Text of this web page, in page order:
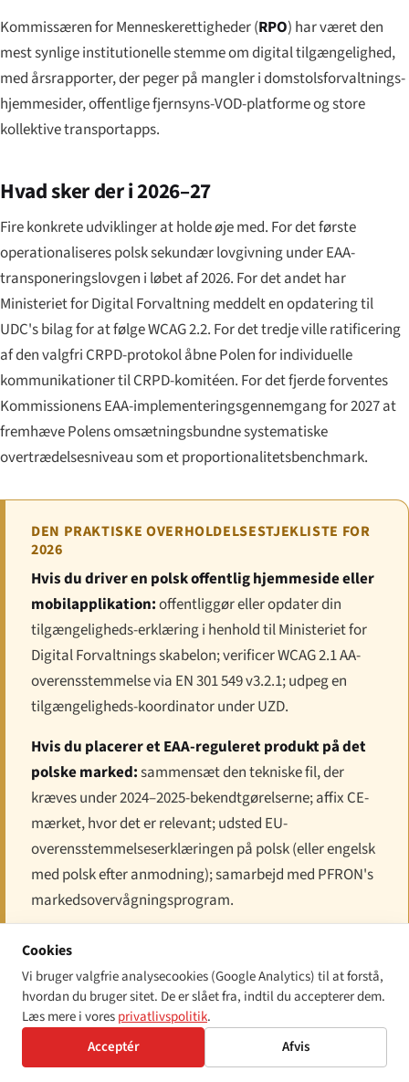
Kommissæren for Menneskerettigheder (RPO) har været den
mest synlige institutionelle stemme om digital tilgængelighed,
med årsrapporter, der peger på mangler i domstolsforvaltnings-
hjemmesider, offentlige fjernsyns-VOD-platforme og store
kollektive transportapps.
Hvad sker der i 2026–27
Fire konkrete udviklinger at holde øje med. For det første
operationaliseres polsk sekundær lovgivning under EAA-
transponeringslovgen i løbet af 2026. For det andet har
Ministeriet for Digital Forvaltning meddelt en opdatering til
UDC's bilag for at følge WCAG 2.2. For det tredje ville ratificering
af den valgfri CRPD-protokol åbne Polen for individuelle
kommunikationer til CRPD-komitéen. For det fjerde forventes
Kommissionens EAA-implementeringsgennemgang for 2027 at
fremhæve Polens omsætningsbundne systematiske
overtrædelsesniveau som et proportionalitetsbenchmark.
DEN PRAKTISKE OVERHOLDELSESTJEKLISTE FOR
2026
Hvis du driver en polsk offentlig hjemmeside eller
mobilapplikation:offentliggør eller opdater din
tilgængeligheds-erklæring i henhold til Ministeriet for
Digital Forvaltnings skabelon; verificer WCAG 2.1 AA-
overensstemmelse via EN 301 549 v3.2.1; udpeg en
tilgængeligheds-koordinator under UZD.
Hvis du placerer et EAA-reguleret produkt på det
polske marked:sammensæt den tekniske fil, der
kræves under 2024–2025-bekendtgørelserne; affix CE-
mærket, hvor det er relevant; udsted EU-
overensstemmelseserklæringen på polsk (eller engelsk
med polsk efter anmodning); samarbejd med PFRON's
markedsovervågningsprogram.
Hvis du leverer en EAA-reguleret tjeneste i Polen:
offentliggør den strukturerede forbrugerinformation
om din tilgængeligheds-tilgang; tilpas din tjeneste til
WCAG 2.1 AA via EN 301 549; udpeg et enkelt
kontaktpunkt for tilgængeligheds-klager; dokumenter
overensstemmelse; verificer din
Cookies
Vi bruger valgfrie analysecookies (Google Analytics) til at forstå,
hvordan du bruger sitet. De er slået fra, indtil du accepterer dem.
Læs mere i voresprivatlivspolitik.
Acceptér
Afvis